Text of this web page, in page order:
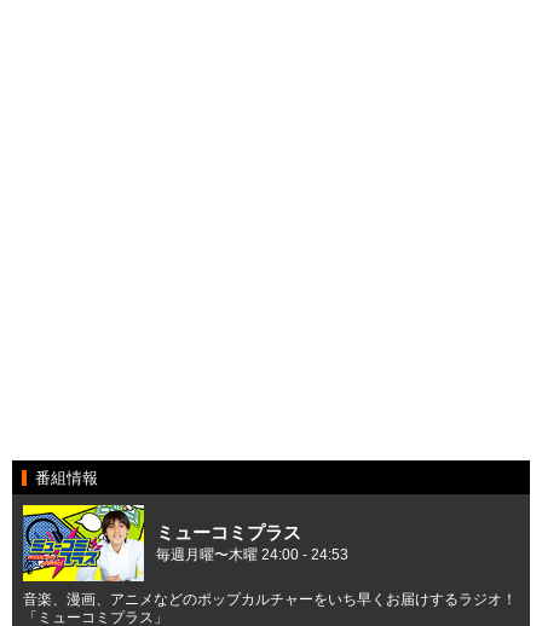
番組情報
ミューコミプラス
毎週月曜〜木曜 24:00 - 24:53
音楽、漫画、アニメなどのポップカルチャーをいち早くお届けするラジオ！
「ミューコミプラス」